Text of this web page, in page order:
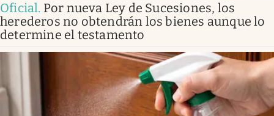
Oficial. Por nueva Ley de Sucesiones, los
herederos no obtendrán los bienes aunque lo
determine el testamento